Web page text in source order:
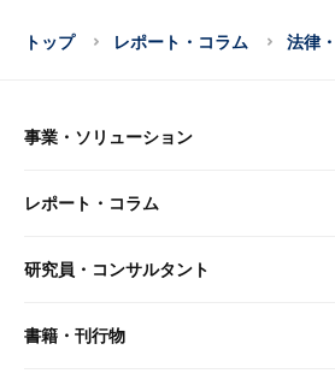
トップ レポート・コラム 法律
事業・ソリューション
事業・ソリューション トップ
リサーチ
レポート・コラム
レポート・コラム トップ
最新のレポート・コラム
研究員・コンサルタント
研究員・コンサルタント トップ
書籍・刊行物